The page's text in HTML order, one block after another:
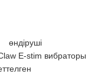
E-stim вибраторы